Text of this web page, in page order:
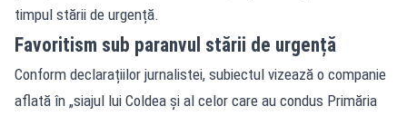
timpul stării de urgență.
Favoritism sub paranvul stării de urgență
Conform declarațiilor jurnalistei, subiectul vizează o companie
aflată în „siajul lui Coldea și al celor care au condus Primăria